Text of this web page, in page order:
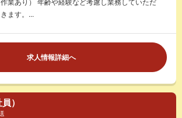
きます。...
求人情報詳細へ
）